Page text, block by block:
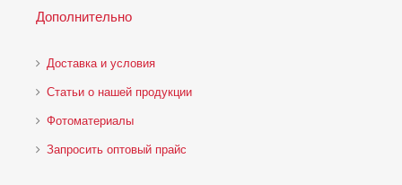
Дополнительно
Доставка и условия
Статьи о нашей продукции
Фотоматериалы
Запросить оптовый прайс